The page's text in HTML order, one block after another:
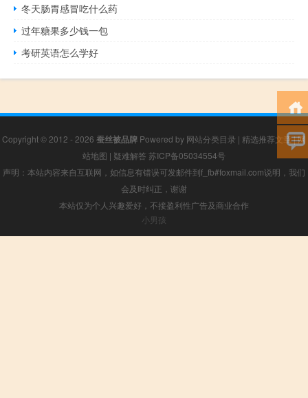
冬天肠胃感冒吃什么药
过年糖果多少钱一包
考研英语怎么学好
Copyright © 2012 - 2026 蚕丝被品牌 Powered by 网站分类目录 | 精选推荐文章|网
站地图 | 疑难解答 苏ICP备05034554号
声明：本站内容来自互联网，如信息有错误可发邮件到f_fb#foxmail.com说明，我们
会及时纠正，谢谢
本站仅为个人兴趣爱好，不接盈利性广告及商业合作
小男孩